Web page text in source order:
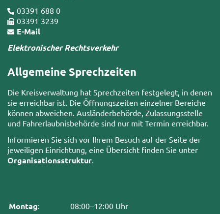
03391 688 0
03391 3239
E-Mail
Elektronischer Rechtsverkehr
Allgemeine Sprechzeiten
Die Kreisverwaltung hat Sprechzeiten festgelegt, in denen
sie erreichbar ist. Die Öffnungszeiten einzelner Bereiche
können abweichen. Ausländerbehörde, Zulassungsstelle
und Fahrerlaubnisbehörde sind nur mit Termin erreichbar.
Informieren Sie sich vor Ihrem Besuch auf der Seite der
jeweiligen Einrichtung, eine Übersicht finden Sie unter
Organisationsstruktur
Montag: 08:00–12:00 Uhr